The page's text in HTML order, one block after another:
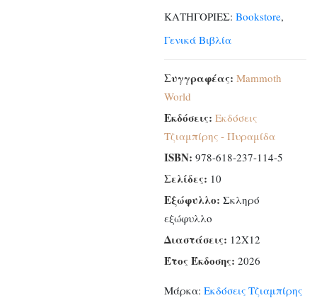
και
παζλ
ποσότητα
ΚΑΤΗΓΟΡΙΕΣ: Bookstore,
Γενικά Βιβλία
Συγγραφέας: Mammoth
World
Εκδόσεις: Εκδόσεις
Τζιαμπίρης - Πυραμίδα
ISBN: 978-618-237-114-5
Σελίδες: 10
Εξώφυλλο: Σκληρό
εξώφυλλο
Διαστάσεις: 12Χ12
Έτος Έκδοσης: 2026
Μάρκα:Εκδόσεις Τζιαμπίρης